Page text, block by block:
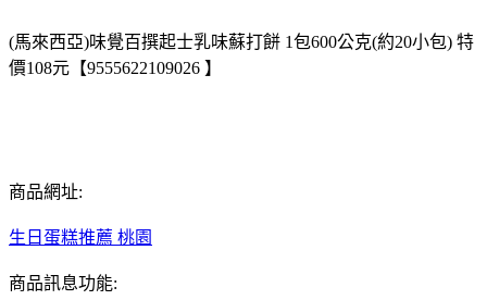
(馬來西亞)味覺百撰起士乳味蘇打餅 1包600公克(約20小包) 特
價108元【9555622109026 】
商品網址:
生日蛋糕推薦 桃園
商品訊息功能: